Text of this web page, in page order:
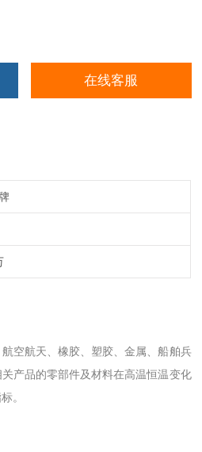
在线客服
空航天、橡胶、塑胶、金属、船舶兵
产品的零部件及材料在高温恒温变化
。